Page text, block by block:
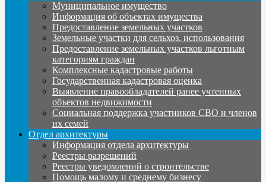
Муниципальное имущество
Информация об объектах имущества
Предоставление земельных участков
Земельные участки для сельхоз. использования
Предоставление земельных участков льготным
категориям граждан
Комплексные кадастровые работы
Государственная кадастровая оценка
Выявление правообладателей ранее учтенных
объектов недвижимости
Социальная поддержка участников СВО и членов
их семей
Отдел архитектуры
Информация отдела архитектуры
Реестры разрешений
Реестры уведомлений о строительстве
Помощь малому и среднему бизнесу